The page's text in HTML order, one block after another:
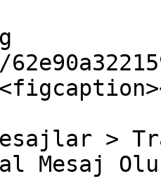
>
Mesaj